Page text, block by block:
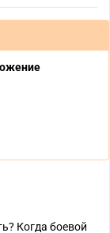
Когда боевой